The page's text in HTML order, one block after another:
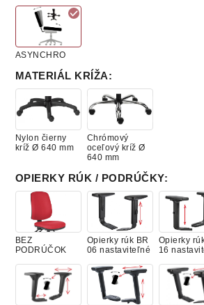
ASYNCHRO
MATERIÁL KRÍŽA:
Nylon čierny
kríž Ø 640 mm
Chrómový
oceľový kríž Ø
640 mm
OPIERKY RÚK / PODRÚČKY:
BEZ
PODRÚČOK
Opierky rúk BR
06 nastaviteľné
Opierky
16